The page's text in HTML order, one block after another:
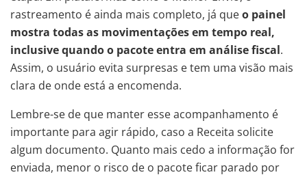
rastreamento é ainda mais completo, já queo painel
mostra todas as movimentações em tempo real,
inclusive quando o pacote entra em análise fiscal.
Assim, o usuário evita surpresas e tem uma visão mais
clara de onde está a encomenda.
Lembre-se de que manter esse acompanhamento é
importante para agir rápido, caso a Receita solicite
algum documento. Quanto mais cedo a informação for
enviada, menor o risco de o pacote ficar parado por